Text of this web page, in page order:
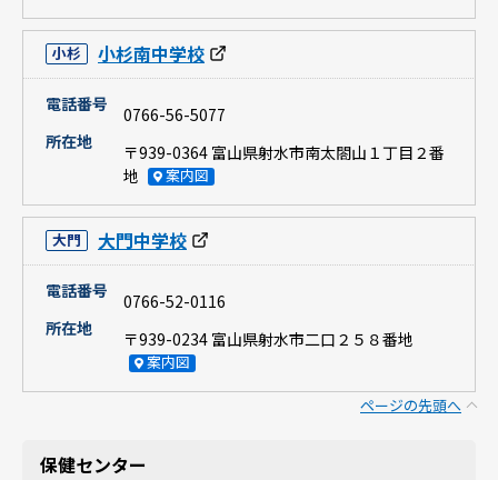
小杉 小杉南中学校
電話番号
0766-56-5077
所在地
〒939-0364 富山県射水市南太閤山１丁目２番
地
案内図
大門 大門中学校
電話番号
0766-52-0116
所在地
〒939-0234 富山県射水市二口２５８番地
案内図
ページの先頭へ
保健センター